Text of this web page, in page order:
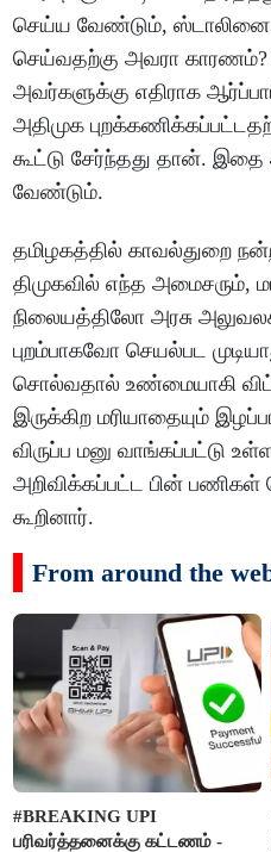
செய்ய வேண்டும், ஸ்டாலினை
செய்வதற்கு அவரா
அவர்களுக்கு எதிராக
அதிமுக
கூட்டு சேர்ந்தது தான். இதை
வேண்டும்.
தமிழகத்தில் காவல்துறை
திமுகவில் எந்த
நிலையத்திலோ அரசு
புறம்பாகவோ செயல்பட
சொல்வதால் உண்மையாகி
இருக்கிற மரியாதையும்
விருப்ப மனு வாங்கப்பட்டு
அறிவிக்கப்பட்ட பின்
கூறினார்.
From around the
#BREAKING UPI
பரிவர்த்தனைக்கு கட்டணம் -